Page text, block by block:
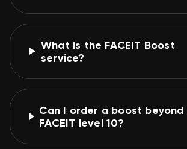
What is the FACEIT Boost
service?
Can I order a boost beyond
FACEIT level 10?